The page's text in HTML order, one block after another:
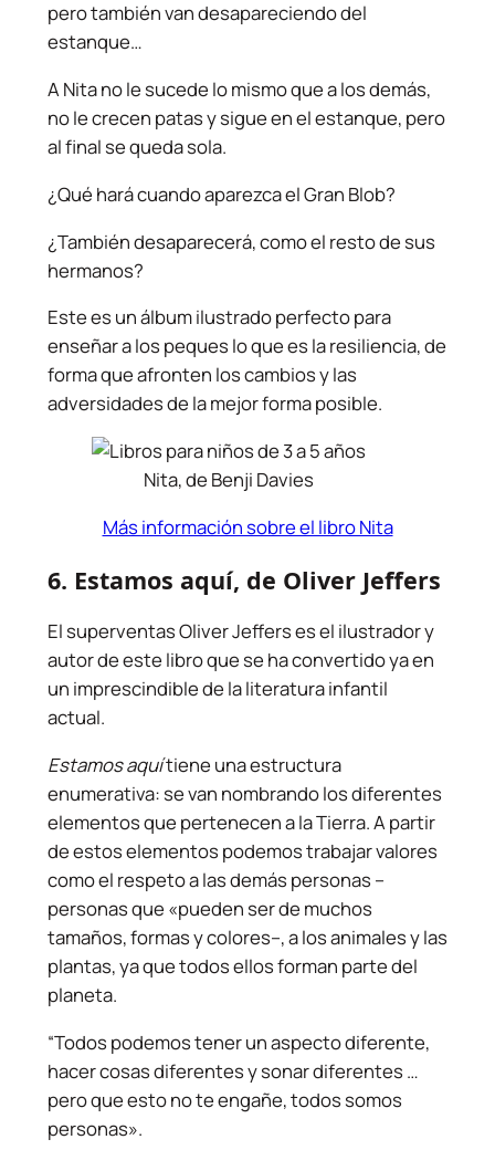
pero también van desapareciendo del
estanque…
A Nita no le sucede lo mismo que a los demás,
no le crecen patas y sigue en el estanque, pero
al final se queda sola.
¿Qué hará cuando aparezca el Gran Blob?
¿También desaparecerá, como el resto de sus
hermanos?
Este es un álbum ilustrado perfecto para
enseñar a los peques lo que es la resiliencia, de
forma que afronten los cambios y las
adversidades de la mejor forma posible.
Nita, de Benji Davies
Más información sobre el libro Nita
6. Estamos aquí, de Oliver Jeffers
El superventas Oliver Jeffers es el ilustrador y
autor de este libro que se ha convertido ya en
un imprescindible de la literatura infantil
actual.
Estamos aquítiene una estructura
enumerativa: se van nombrando los diferentes
elementos que pertenecen a la Tierra. A partir
de estos elementos podemos trabajar valores
como el respeto a las demás personas –
personas que «pueden ser de muchos
tamaños, formas y colores­–, a los animales y las
plantas, ya que todos ellos forman parte del
planeta.
“Todos podemos tener un aspecto diferente,
hacer cosas diferentes y sonar diferentes …
pero que esto no te engañe, todos somos
personas».